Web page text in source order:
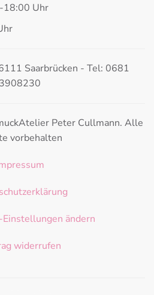
18:00 Uhr
Saarbrücken - Tel: 0681
3908230
Peter Cullmann. Alle
vorbehalten
ändern
widerrufen